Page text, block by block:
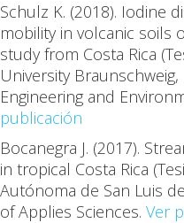
Schulz K. (2018). Iodine
mobility in volcanic soils
study from Costa Rica
University
Engineering and
publicación
Bocanegra J. (2017).
in tropical Costa Rica
Autónoma de San Luis
of Applies Sciences. Ver